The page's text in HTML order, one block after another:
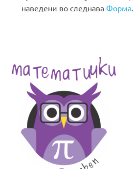
наведени во следнава Форма